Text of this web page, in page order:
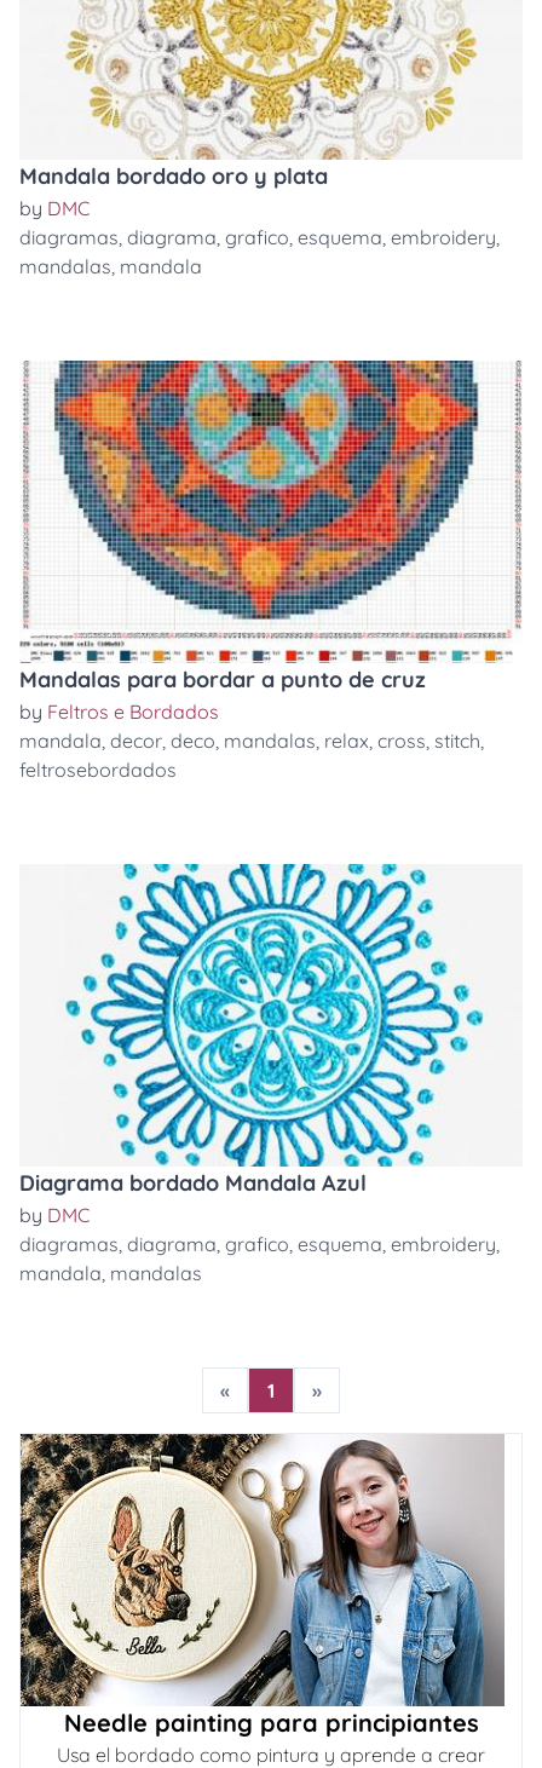
Mandala bordado oro y plata
by DMC
diagramas, diagrama, grafico, esquema, embroidery,
mandalas, mandala
Mandalas para bordar a punto de cruz
by Feltros e Bordados
mandala, decor, deco, mandalas, relax, cross, stitch,
feltrosebordados
Diagrama bordado Mandala Azul
by DMC
diagramas, diagrama, grafico, esquema, embroidery,
mandala, mandalas
« 1 »
Needle painting para principiantes
Usa el bordado como pintura y aprende a crear